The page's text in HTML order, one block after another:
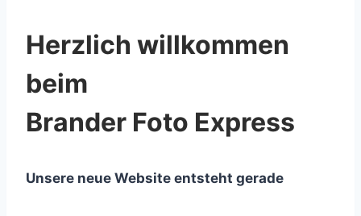
Herzlich willkommen
beim
Brander Foto Express
Unsere neue Website entsteht gerade